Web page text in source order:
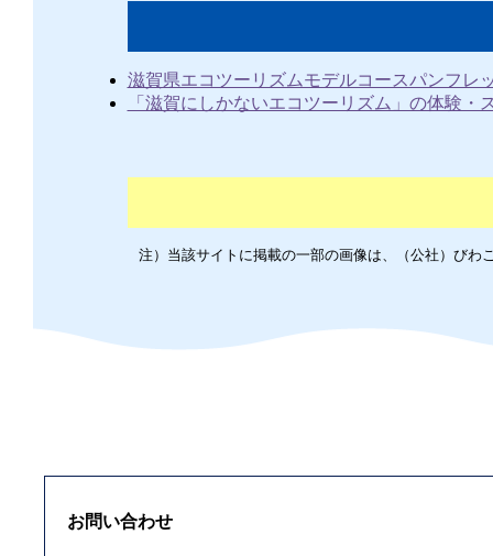
滋賀県エコツーリズムモデルコースパンフレ
「滋賀にしかないエコツーリズム」の体験・
注）当該サイトに掲載の一部の画像は、（公社）びわ
お問い合わせ